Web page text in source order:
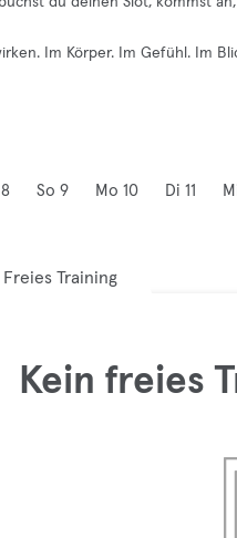
Im Körper. Im Gefühl. Im
So 9 Mo 10 Di 11
Freies Training
Kein freies